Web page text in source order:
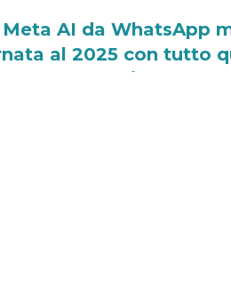
AI da WhatsApp
al 2025 con tutto
sull’assistente AI.